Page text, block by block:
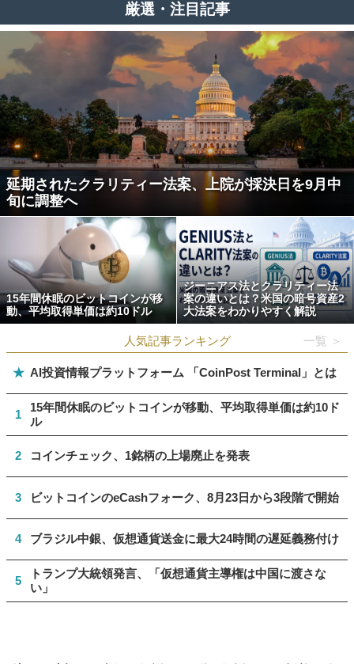
厳選・注目記事
延期されたクラリティー法案、上院が採決日を9月中
旬に調整へ
15年間休眠のビットコインが移
動、平均取得単価は約10ドル
ジーニアス法とクラリティー法
案の違いとは？米国の暗号資産2
大法案をわかりやすく解説
人気記事ランキング 一覧 ＞
★ AI投資情報プラットフォーム 「CoinPost Terminal」とは
1
15年間休眠のビットコインが移動、平均取得単価は約10ド
ル
2 コインチェック、1銘柄の上場廃止を発表
3 ビットコインのeCashフォーク、8月23日から3段階で開始
4 ブラジル中銀、仮想通貨送金に最大24時間の遅延義務付け
5
トランプ大統領発言、「仮想通貨主導権は中国に渡さな
い」